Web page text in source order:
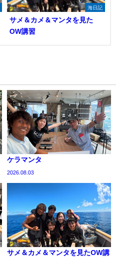
海日記
サメ＆カメ＆マンタを見た
OW講習
ケラマンタ
2026.08.03
サメ＆カメ＆マンタを見たOW講